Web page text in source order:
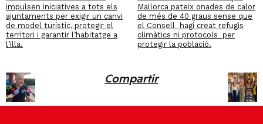
impulsen iniciatives a tots els
ajuntaments per exigir un canvi
de model turístic, protegir el
territori i garantir l’habitatge a
l’illa.
Mallorca pateix onades de calor
de més de 40 graus sense que
el Consell hagi creat refugis
climàtics ni protocols per
protegir la població.
Compartir